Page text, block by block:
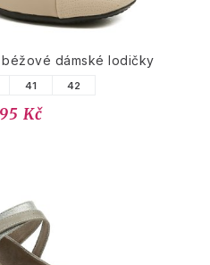
dámské lodičky
41 42
Kč